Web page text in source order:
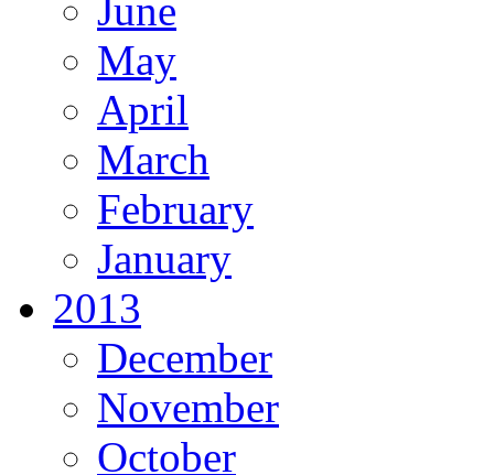
June
May
April
March
February
January
2013
December
November
October